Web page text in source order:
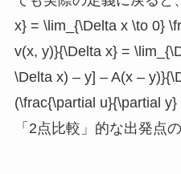
x} = \lim_{\Delta x \to 0}
v(x, y)}{\Delta x} =
\Delta x) – y] – A(x –
(\frac{\partial u}{\partial
「2点比較」的な出発点